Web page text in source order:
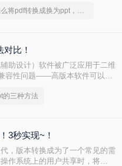
帮助您根据实际场景快速选
怎么将pdf转换成换为ppt，分享一种简单的方法
比！
助设计）软件被广泛应用于二维
容性问题——高版本软件可以打
显得尤为重要。那么CAD 如何
的三种方法
3秒实现~！
，版本转换成为了一个常见的需
作系统上的用户共享时，将